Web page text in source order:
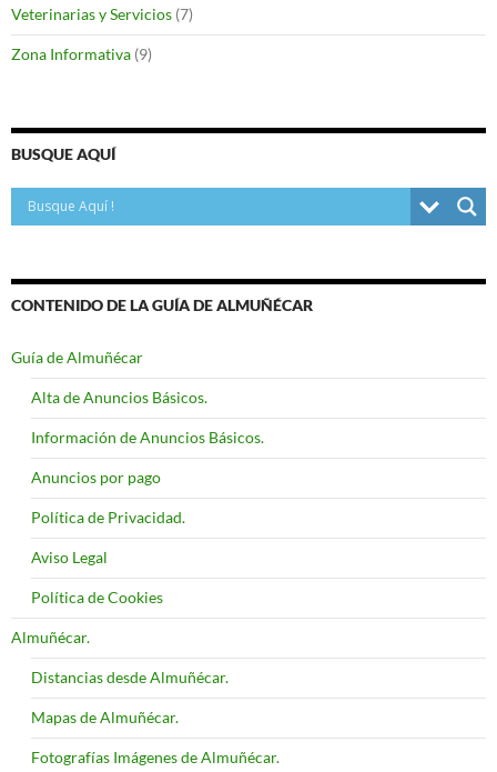
Veterinarias y Servicios (7)
Zona Informativa (9)
BUSQUE AQUÍ
CONTENIDO DE LA GUÍA DE ALMUÑÉCAR
Guía de Almuñécar
Alta de Anuncios Básicos.
Información de Anuncios Básicos.
Anuncios por pago
Política de Privacidad.
Aviso Legal
Política de Cookies
Almuñécar.
Distancias desde Almuñécar.
Mapas de Almuñécar.
Fotografías Imágenes de Almuñécar.